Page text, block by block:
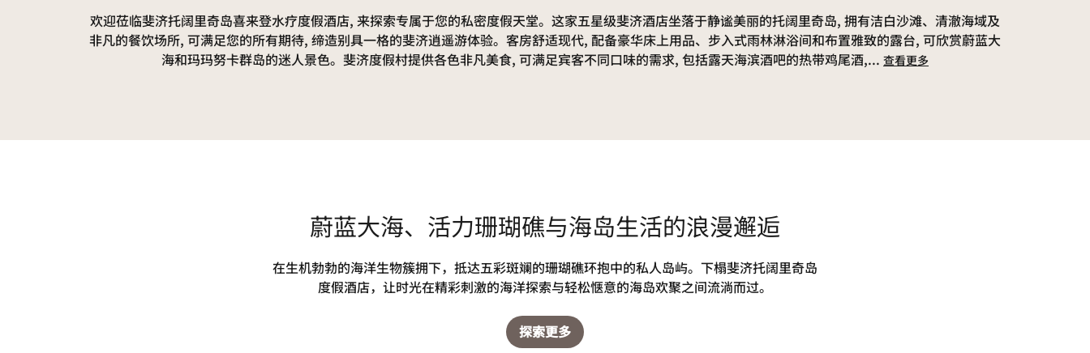
欢迎莅临斐济托阔里奇岛喜来登水疗度假酒店, 来探索专属于您的私密度假天堂。这家五星级斐济酒店坐落于静谧美丽的托阔里奇岛, 拥有洁白沙滩、清澈海域及
非凡的餐饮场所, 可满足您的所有期待, 缔造别具一格的斐济逍遥游体验。客房舒适现代, 配备豪华床上用品、步入式雨林淋浴间和布置雅致的露台, 可欣赏蔚蓝大
海和玛玛努卡群岛的迷人景色。斐济度假村提供各色非凡美食, 可满足宾客不同口味的需求, 包括露天海滨酒吧的热带鸡尾酒,... 查看更多
蔚蓝大海、活力珊瑚礁与海岛生活的浪漫邂逅
在生机勃勃的海洋生物簇拥下，抵达五彩斑斓的珊瑚礁环抱中的私人岛屿。下榻斐济托阔里奇岛
度假酒店，让时光在精彩刺激的海洋探索与轻松惬意的海岛欢聚之间流淌而过。
探索更多